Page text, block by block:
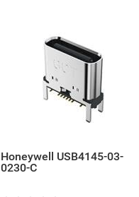
Honeywell USB4145-03-
0230-C